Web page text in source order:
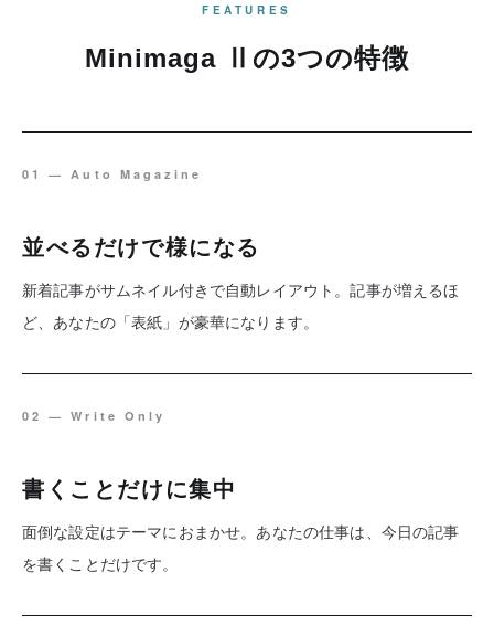
FEATURES
Minimaga Ⅱの3つの特徴
01 — Auto Magazine
並べるだけで様になる
新着記事がサムネイル付きで自動レイアウト。記事が増えるほ
ど、あなたの「表紙」が豪華になります。
02 — Write Only
書くことだけに集中
面倒な設定はテーマにおまかせ。あなたの仕事は、今日の記事
を書くことだけです。